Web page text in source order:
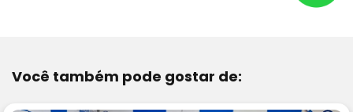
Você também pode gostar de: